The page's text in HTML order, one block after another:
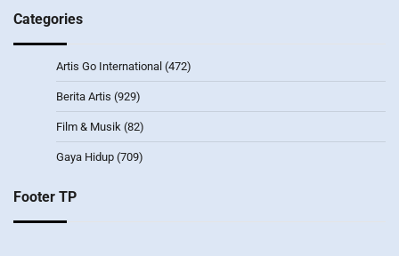
Categories
Artis Go International (472)
Berita Artis (929)
Film & Musik (82)
Gaya Hidup (709)
Footer TP